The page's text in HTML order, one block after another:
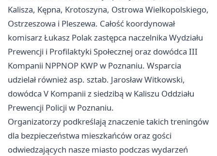
Kalisza, Kępna, Krotoszyna, Ostrowa Wielkopolskiego,
Ostrzeszowa i Pleszewa. Całość koordynował
komisarz Łukasz Polak zastępca naczelnika Wydziału
Prewencji i Profilaktyki Społecznej oraz dowódca III
Kompanii NPPNOP KWP w Poznaniu. Wsparcia
udzielał również asp. sztab. Jarosław Witkowski,
dowódca V Kompanii z siedzibą w Kaliszu Oddziału
Prewencji Policji w Poznaniu.
Organizatorzy podkreślają znaczenie takich treningów
dla bezpieczeństwa mieszkańców oraz gości
odwiedzających nasze miasto podczas wydarzeń